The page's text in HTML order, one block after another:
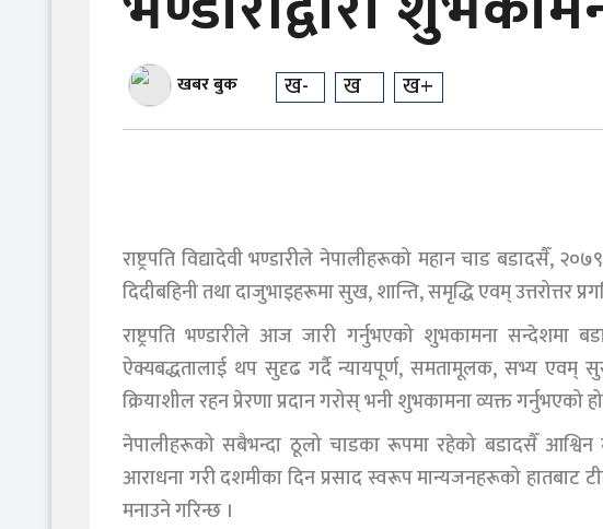
खबर बुक ख- ख ख+
राष्ट्रपति विद्यादेवी भण्डारीले नेपालीहरूको महान चाड बडादसैँ,
दिदीबहिनी तथा दाजुभाइहरूमा सुख, शान्ति, समृद्धि एवम् उत्तरोत्तर
राष्ट्रपति भण्डारीले आज जारी गर्नुभएको शुभकामना सन्देशमा
ऐक्यबद्धतालाई थप सुदृढ गर्दै न्यायपूर्ण, समतामूलक, सभ्य एवम्
क्रियाशील रहन प्रेरणा प्रदान गरोस् भनी शुभकामना व्यक्त गर्नुभएको
नेपालीहरूको सबैभन्दा ठूलो चाडका रूपमा रहेको बडादसैँ आश्विन
आराधना गरी दशमीका दिन प्रसाद स्वरूप मान्यजनहरूको हातबाट
मनाउने गरिन्छ ।